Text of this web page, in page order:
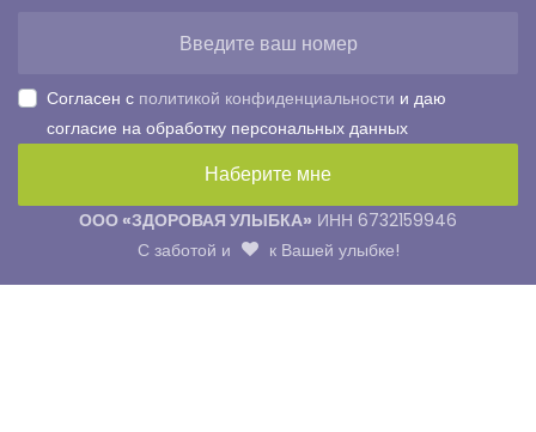
Согласен с политикой конфиденциальности и даю
согласие на обработку персональных данных
ООО «ЗДОРОВАЯ УЛЫБКА» ИНН 6732159946
С заботой и
к Вашей улыбке!